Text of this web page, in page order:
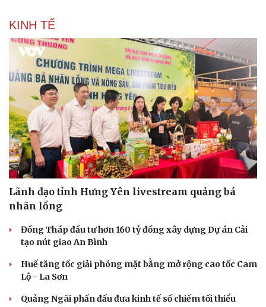
KINH TẾ
Lãnh đạo tỉnh Hưng Yên livestream quảng bá
nhãn lồng
Đồng Tháp đầu tư hơn 160 tỷ đồng xây dựng Dự án Cải
tạo nút giao An Bình
Huế tăng tốc giải phóng mặt bằng mở rộng cao tốc Cam
Lộ - La Sơn
Quảng Ngãi phấn đấu đưa kinh tế số chiếm tối thiểu